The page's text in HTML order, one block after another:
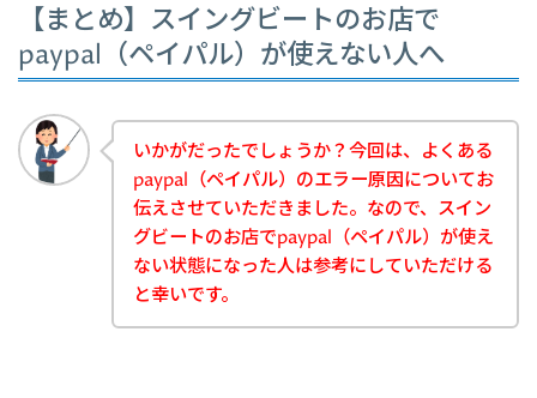
【まとめ】スイングビートのお店で
paypal（ペイパル）が使えない人へ
いかがだったでしょうか？今回は、よくある
paypal（ペイパル）のエラー原因についてお
伝えさせていただきました。なので、スイン
グビートのお店でpaypal（ペイパル）が使え
ない状態になった人は参考にしていただける
と幸いです。